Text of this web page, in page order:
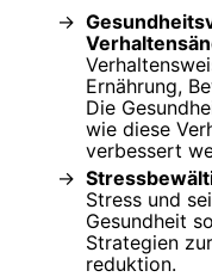
Ernährung,
Die
wie diese
verbessert
Stress und
Gesundheit
Strategien
reduktion.